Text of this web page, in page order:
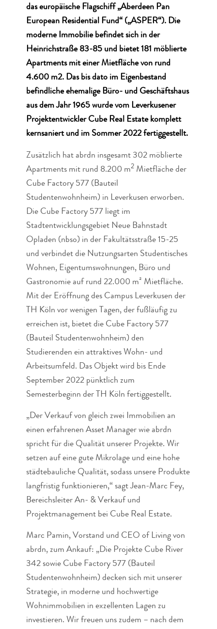
das europäische Flagschiff „Aberdeen Pan
European Residential Fund“ („ASPER“). Die
moderne Immobilie befindet sich in der
Heinrichstraße 83-85 und bietet 181 möblierte
Apartments mit einer Mietfläche von rund
4.600 m2. Das bis dato im Eigenbestand
befindliche ehemalige Büro- und Geschäftshaus
aus dem Jahr 1965 wurde vom Leverkusener
Projektentwickler Cube Real Estate komplett
kernsaniert und im Sommer 2022 fertiggestellt.
Zusätzlich hat abrdn insgesamt 302 möblierte
Apartments mit rund 8.200 m2Mietfläche der
Cube Factory 577 (Bauteil
Studentenwohnheim) in Leverkusen erworben.
Die Cube Factory 577 liegt im
Stadtentwicklungsgebiet Neue Bahnstadt
Opladen (nbso) in der Fakultätsstraße 15-25
und verbindet die Nutzungsarten Studentisches
Wohnen, Eigentumswohnungen, Büro und
Gastronomie auf rund 22.000 m² Mietfläche.
Mit der Eröffnung des Campus Leverkusen der
TH Köln vor wenigen Tagen, der fußläufig zu
erreichen ist, bietet die Cube Factory 577
(Bauteil Studentenwohnheim) den
Studierenden ein attraktives Wohn- und
Arbeitsumfeld. Das Objekt wird bis Ende
September 2022 pünktlich zum
Semesterbeginn der TH Köln fertiggestellt.
„Der Verkauf von gleich zwei Immobilien an
einen erfahrenen Asset Manager wie abrdn
spricht für die Qualität unserer Projekte. Wir
setzen auf eine gute Mikrolage und eine hohe
städtebauliche Qualität, sodass unsere Produkte
langfristig funktionieren,“ sagt Jean-Marc Fey,
Bereichsleiter An- & Verkauf und
Projektmanagement bei Cube Real Estate.
Marc Pamin, Vorstand und CEO of Living von
abrdn, zum Ankauf: „Die Projekte Cube River
342 sowie Cube Factory 577 (Bauteil
Studentenwohnheim) decken sich mit unserer
Strategie, in moderne und hochwertige
Wohnimmobilien in exzellenten Lagen zu
investieren. Wir freuen uns zudem – nach dem